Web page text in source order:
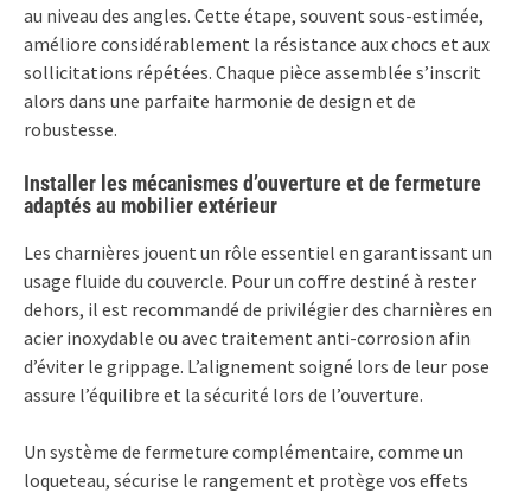
au niveau des angles. Cette étape, souvent sous-estimée,
améliore considérablement la résistance aux chocs et aux
sollicitations répétées. Chaque pièce assemblée s’inscrit
alors dans une parfaite harmonie de design et de
robustesse.
Installer les mécanismes d’ouverture et de fermeture
adaptés au mobilier extérieur
Les charnières jouent un rôle essentiel en garantissant un
usage fluide du couvercle. Pour un coffre destiné à rester
dehors, il est recommandé de privilégier des charnières en
acier inoxydable ou avec traitement anti-corrosion afin
d’éviter le grippage. L’alignement soigné lors de leur pose
assure l’équilibre et la sécurité lors de l’ouverture.
Un système de fermeture complémentaire, comme un
loqueteau, sécurise le rangement et protège vos effets